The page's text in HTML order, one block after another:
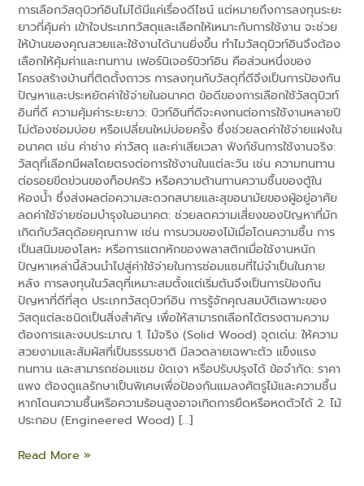
การเลือกวัสดุบิวท์อินไม่ได้มีแค่เรื่องดีไซน์ แต่หมายถึงการลงทุนระยะ
ยาวที่คุ้มค่า เข้าใจประเภทวัสดุและเลือกให้เหมาะกับการใช้งาน จะช่วย
ให้บ้านของคุณสวยและใช้งานได้นานยิ่งขึ้น ทำไมวัสดุบิวท์อินจึงต้อง
เลือกให้คุ้มค่าและทนทาน เฟอร์นิเจอร์บิวท์อิน คือส่วนหนึ่งของ
โครงสร้างบ้านที่ติดตั้งถาวร การลงทุนกับวัสดุที่ดีจึงเป็นการป้องกัน
ปัญหาและประหยัดค่าใช้จ่ายในอนาคต ข้อดีของการเลือกใช้วัสดุบิวท์
อินที่ดี ความคุ้มค่าระยะยาว: บิวท์อินที่ดีจะคงทนต่อการใช้งานหลายปี
ไม่ต้องซ่อมบ่อย หรือเปลี่ยนใหม่บ่อยครั้ง ซึ่งช่วยลดค่าใช้จ่ายแฝงใน
อนาคต เช่น ค่าช่าง ค่าวัสดุ และค่าเสียเวลา ฟังก์ชันการใช้งานจริง:
วัสดุที่เลือกมีผลโดยตรงต่อการใช้งานในแต่ละวัน เช่น ความทนทาน
ต่อรอยขีดข่วนของท็อปครัว หรือความต้านทานความชื้นของตู้ใน
ห้องน้ำ ซึ่งส่งผลต่อความสะดวกสบายและสุขอนามัยของผู้อยู่อาศัย
ลดค่าใช้จ่ายซ่อมบำรุงในอนาคต: ช่วยลดความเสี่ยงของปัญหาที่มัก
เกิดกับวัสดุด้อยคุณภาพ เช่น การบวมของไม้เมื่อโดนความชื้น การ
เป็นสนิมของโลหะ หรือการแตกหักของพลาสติกเมื่อใช้งานหนัก
ปัญหาเหล่านี้ล้วนนำไปสู่ค่าใช้จ่ายในการซ่อมแซมที่ไม่จำเป็นในภาย
หลัง การลงทุนในวัสดุที่เหมาะสมตั้งแต่เริ่มต้นจึงเป็นการป้องกัน
ปัญหาที่ดีที่สุด ประเภทวัสดุบิวท์อิน การรู้จักคุณสมบัติเฉพาะของ
วัสดุแต่ละชนิดเป็นสิ่งสำคัญ เพื่อให้สามารถเลือกได้ตรงตามความ
ต้องการและงบประมาณ 1. ไม้จริง (Solid Wood) จุดเด่น: ให้ความ
สวยงามและสัมผัสที่เป็นธรรมชาติ มีลวดลายเฉพาะตัว แข็งแรง
ทนทาน และสามารถซ่อมแซม ขัดเงา หรือปรับปรุงได้ ข้อจำกัด: ราคา
แพง ต้องดูแลรักษาเป็นพิเศษเพื่อป้องกันแมลงศัตรูไม้และความชื้น
หากโดนความชื้นหรือความร้อนสูงอาจเกิดการยืดหรือหดตัวได้ 2. ไม้
ประกอบ (Engineered Wood) […]
Read More »